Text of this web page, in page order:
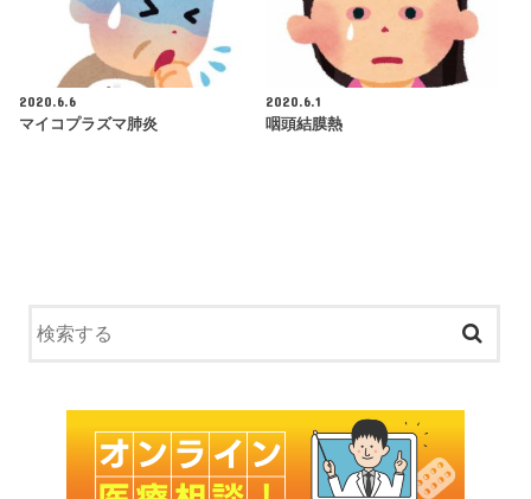
2020.6.6
マイコプラズマ肺炎
2020.6.1
咽頭結膜熱